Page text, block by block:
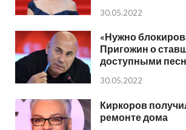
30.05.2022
«Нужно
Пригожин о
доступными
30.05.2022
Киркоров
ремонте дома